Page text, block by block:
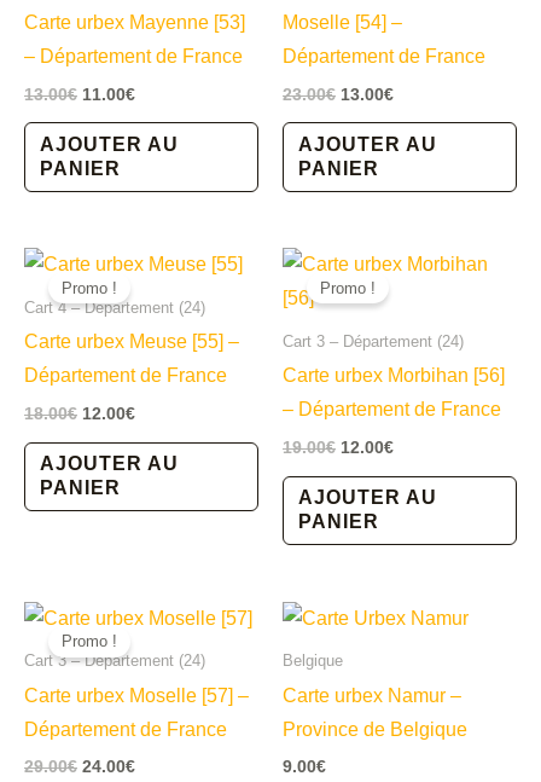
Carte urbex Mayenne [53]
– Département de France
13.00€ Le
initial
était :
13.00€.
11.00€Le
actuel
est :
AJOUTER AU
PANIER
Moselle [54] –
Département de France
23.00€ Le
initial
était :
23.00€.
13.00€Le
actuel
est :
AJOUTER AU
PANIER
Promo !
Cart 4 – Département (24)
Carte urbex Meuse [55] –
Département de France
18.00€ Le
initial
était :
18.00€.
12.00€Le
actuel
AJOUTER AU
PANIER
Promo !
Cart 3 – Département (24)
Carte urbex Morbihan [56]
– Département de France
19.00€ Le
initial
était :
19.00€.
12.00€Le
actuel
AJOUTER AU
PANIER
Promo !
Cart 3 – Département (24)
Carte urbex Moselle [57] –
Département de France
29.00€ Le
24.00€Le
Belgique
Carte urbex Namur –
Province de Belgique
9.00€